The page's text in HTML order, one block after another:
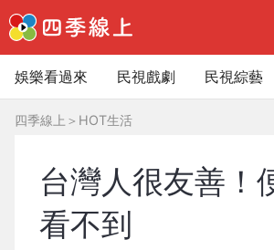
娛樂看過來 民視戲劇 民視綜藝
四季線上 ＞ HOT生活
台灣人很友善！
看不到